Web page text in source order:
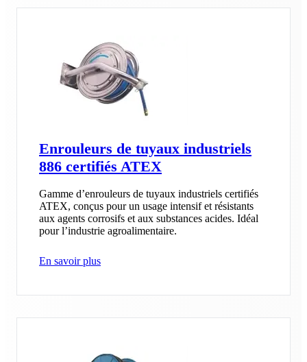
Enrouleurs de tuyaux industriels
886 certifiés ATEX
Gamme d’enrouleurs de tuyaux industriels certifiés
ATEX, conçus pour un usage intensif et résistants
aux agents corrosifs et aux substances acides. Idéal
pour l’industrie agroalimentaire.
En savoir plus